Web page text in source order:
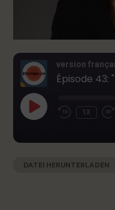
version
1X
Apple Podcasts
SHARE
DATEI HERUNTERLADEN